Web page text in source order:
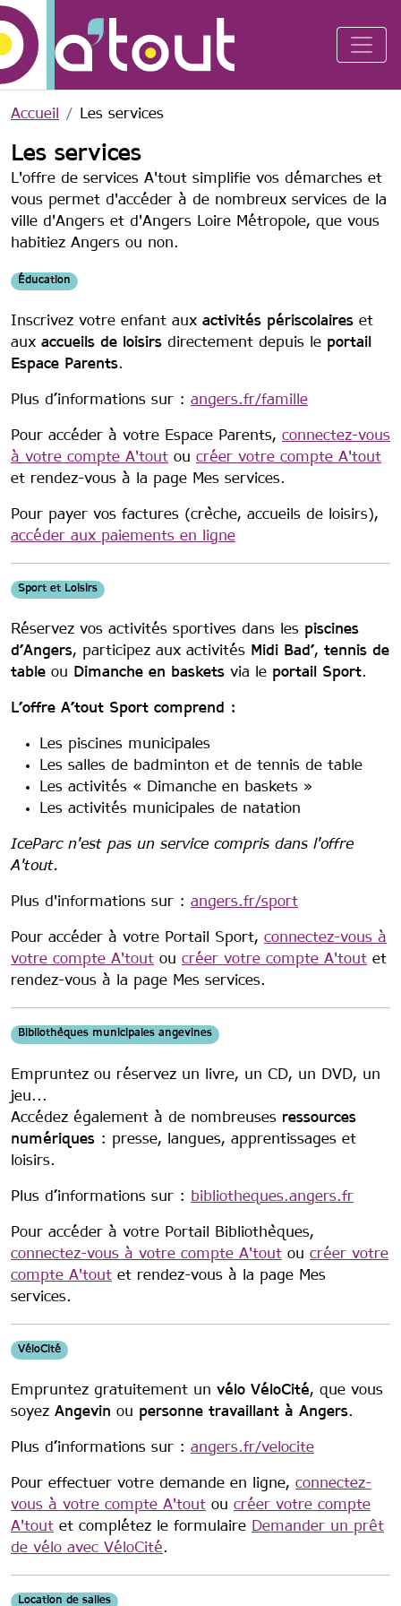
Accueil
Les services
Les services
L'offre de services A'tout simplifie vos démarches et
vous permet d'accéder à de nombreux services de la
ville d'Angers et d'Angers Loire Métropole, que vous
habitiez Angers ou non.
Éducation
Inscrivez votre enfant aux activités périscolaires et
aux accueils de loisirs directement depuis le portail
Espace Parents.
Plus d’informations sur : angers.fr/famille
Pour accéder à votre Espace Parents, connectez-vous
à votre compte A'tout ou créer votre compte A'tout
et rendez-vous à la page Mes services.
Pour payer vos factures (crèche, accueils de loisirs),
accéder aux paiements en ligne
Sport et Loisirs
Réservez vos activités sportives dans les piscines
d’Angers, participez aux activités Midi Bad’, tennis de
table ou Dimanche en baskets via le portail Sport.
L’offre A’tout Sport comprend :
Les piscines municipales
Les salles de badminton et de tennis de table
Les activités « Dimanche en baskets »
Les activités municipales de natation
IceParc n'est pas un service compris dans l'offre
A'tout.
Plus d'informations sur : angers.fr/sport
Pour accéder à votre Portail Sport, connectez-vous à
votre compte A'tout ou créer votre compte A'tout et
rendez-vous à la page Mes services.
Bibliothèques municipales angevines
Empruntez ou réservez un livre, un CD, un DVD, un
jeu...
Accédez également à de nombreuses ressources
numériques : presse, langues, apprentissages et
loisirs.
Plus d’informations sur : bibliotheques.angers.fr
Pour accéder à votre Portail Bibliothèques,
connectez-vous à votre compte A'tout ou créer votre
compte A'tout et rendez-vous à la page Mes
services.
VéloCité
Empruntez gratuitement un vélo VéloCité, que vous
soyez Angevin ou personne travaillant à Angers.
Plus d’informations sur : angers.fr/velocite
Pour effectuer votre demande en ligne, connectez-
vous à votre compte A'tout ou créer votre compte
A'tout et complétez le formulaire Demander un prêt
de vélo avec VéloCité.
Location de salles